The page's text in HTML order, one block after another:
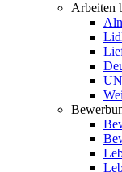
Arbeiten